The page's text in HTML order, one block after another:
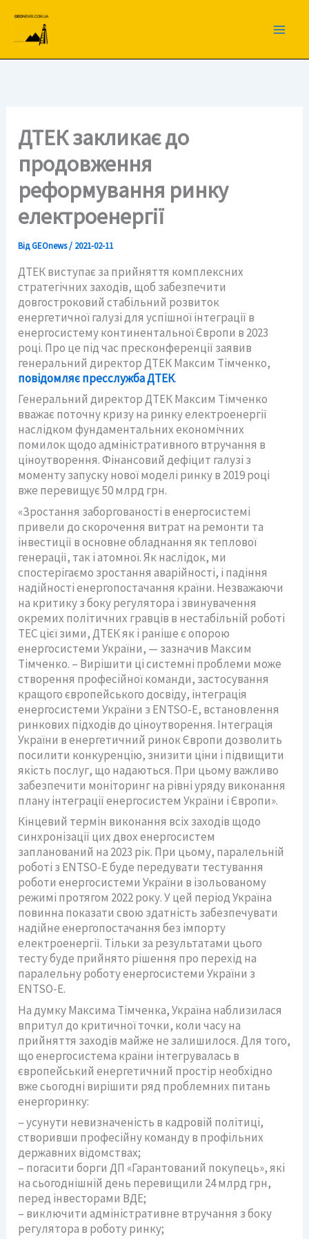
вмісту
ДТЕК закликає до
продовження
реформування ринку
електроенергії
ВідGEOnews/ 2021-02-11
ДТЕК виступає за прийняття комплексних
стратегічних заходів, щоб забезпечити
довгостроковий стабільний розвиток
енергетичної галузі для успішної інтеграції в
енергосистему континентальної Європи в 2023
році. Про це під час пресконференції заявив
генеральний директор ДТЕК Максим Тімченко,
повідомляє пресслужба ДТЕК.
Генеральний директор ДТЕК Максим Тімченко
вважає поточну кризу на ринку електроенергії
наслідком фундаментальних економічних
помилок щодо адміністративного втручання в
ціноутворення. Фінансовий дефіцит галузі з
моменту запуску нової моделі ринку в 2019 році
вже перевищує 50 млрд грн.
«Зростання заборгованості в енергосистемі
привели до скорочення витрат на ремонти та
інвестиції в основне обладнання як теплової
генерації, так і атомної. Як наслідок, ми
спостерігаємо зростання аварійності, і падіння
надійності енергопостачання країни. Незважаючи
на критику з боку регулятора і звинувачення
окремих політичних гравців в нестабільній роботі
ТЕС цієї зими, ДТЕК як і раніше є опорою
енергосистеми України, — зазначив Максим
Тімченко. – Вирішити ці системні проблеми може
створення професійної команди, застосування
кращого європейського досвіду, інтеграція
енергосистеми України з ENTSO-E, встановлення
ринкових підходів до ціноутворення. Інтеграція
України в енергетичний ринок Європи дозволить
посилити конкуренцію, знизити ціни і підвищити
якість послуг, що надаються. При цьому важливо
забезпечити моніторинг на рівні уряду виконання
плану інтеграції енергосистем України і Європи».
Кінцевий термін виконання всіх заходів щодо
синхронізації цих двох енергосистем
запланований на 2023 рік. При цьому, паралельній
роботі з ENTSO-E буде передувати тестування
роботи енергосистеми України в ізольованому
режимі протягом 2022 року. У цей період Україна
повинна показати свою здатність забезпечувати
надійне енергопостачання без імпорту
електроенергії. Тільки за результатами цього
тесту буде прийнято рішення про перехід на
паралельну роботу енергосистеми України з
ENTSO-E.
На думку Максима Тімченка, Україна наблизилася
впритул до критичної точки, коли часу на
прийняття заходів майже не залишилося. Для того,
що енергосистема країни інтегрувалась в
європейський енергетичний простір необхідно
вже сьогодні вирішити ряд проблемних питань
енергоринку:
– усунути невизначеність в кадровій політиці,
створивши професійну команду в профільних
державних відомствах;
– погасити борги ДП «Гарантований покупець», які
на сьогоднішній день перевищили 24 млрд грн,
перед інвесторами ВДЕ;
– виключити адміністративне втручання з боку
регулятора в роботу ринку;